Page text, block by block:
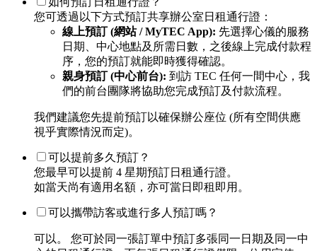
您可透過以下方式預訂共享辦公室日租通行證：
線上預訂 (網站 / MyTEC App): 先選擇心儀的服務
日期、中心地點及所需日數，之後線上完成付款程
序，您的預訂就能即時獲得確認。
親身預訂 (中心前台): 到訪 TEC 任何一間中心，我
們的前台團隊將協助您完成預訂及付款流程。
我們建議您先提前預訂以確保辦公座位 (所有空間供應
視乎實際情況而定)。
可以提前多久預訂？
您最早可以提前 4 星期預訂日租通行證。
如當天尚有適用名額，亦可當日即租即用。
可以攜帶訪客或進行多人預訂嗎？
可以。 您可於同一張訂單中預訂多張同一日期及同一中